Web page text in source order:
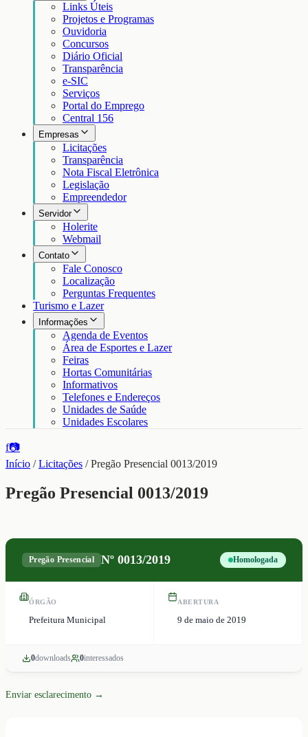
Links Úteis
Projetos e Programas
Ouvidoria
Concursos
Diário Oficial
Transparência
e-SIC
Serviços
Portal do Emprego
Central 156
Empresas
Licitações
Transparência
Nota Fiscal Eletrônica
Legislação
Empreendedor
Servidor
Holerite
Webmail
Contato
Fale Conosco
Localização
Perguntas Frequentes
Turismo e Lazer
Informações
Agenda de Eventos
Área de Esportes e Lazer
Feiras
Hortas Comunitárias
Informativos
Telefones e Endereços
Unidades de Saúde
Unidades Escolares
f📷
Início /Licitações /Pregão Presencial 0013/2019
Pregão Presencial 0013/2019
Pregão Presencial Nº0013/2019 Homologada
ÓRGÃO
Prefeitura Municipal
ABERTURA
9 de maio de 2019
0downloads 0interessados
Enviar esclarecimento →